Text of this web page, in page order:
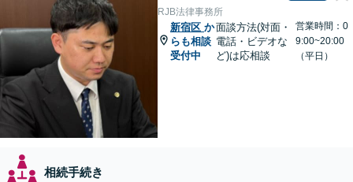
RJB法律事務所
新宿区 か
らも相談
受付中
面談方法(対面・
電話・ビデオな
ど)は応相談
営業時間：0
9:00~20:00
（平日）
相続手続き